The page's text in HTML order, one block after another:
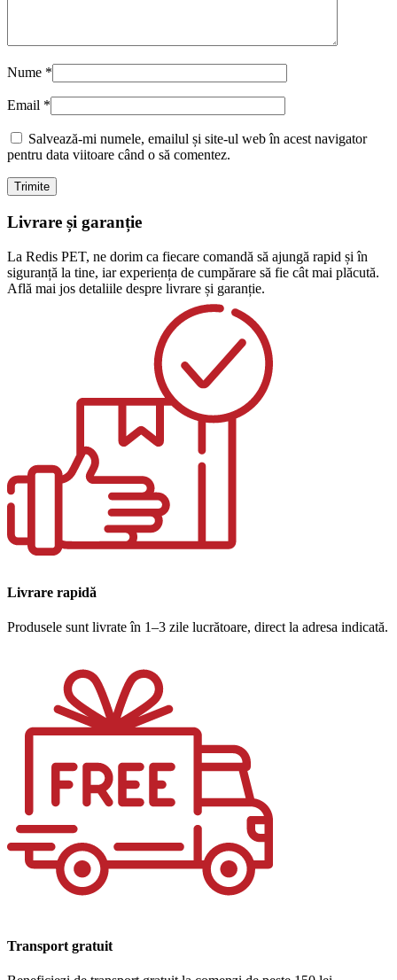
Nume *
Email *
Salvează-mi numele, emailul și site-ul web în acest navigator
pentru data viitoare când o să comentez.
Livrare și garanție
La Redis PET, ne dorim ca fiecare comandă să ajungă rapid și în
siguranță la tine, iar experiența de cumpărare să fie cât mai plăcută.
Află mai jos detaliile despre livrare și garanție.
Livrare rapidă
Produsele sunt livrate în 1–3 zile lucrătoare, direct la adresa indicată.
Transport gratuit